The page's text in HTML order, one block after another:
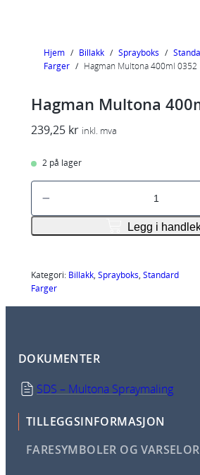
Hjem / Billakk / Sprayboks /
Farger / Hagman Multona 400ml 0352
Hagman Multona
239,25 kr inkl. mva
2 på lager
H
n
M
o
n
a
4
0
Legg i
Kategori: Billakk, Sprayboks, Standard
Farger
DOKUMENTER
SDS – Multona Spraymaling
TILLEGGSINFORMASJON
FARESYMBOLER OG